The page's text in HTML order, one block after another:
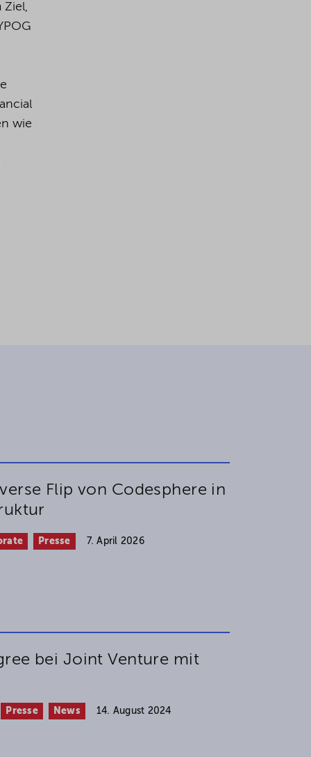
Ziel,
wie
Flip von Codesphere in
Presse 7. April 2026
bei Joint Venture mit
Presse News 14. August 2024